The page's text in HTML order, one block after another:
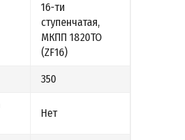
16-ти
ступенчатая,
МКПП 1820ТО
(ZF16)
350
Нет